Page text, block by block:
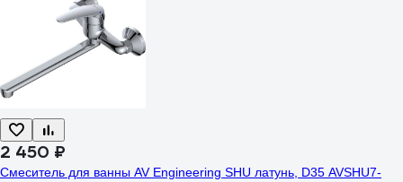
2 450 ₽
Смеситель для ванны AV Engineering SHU латунь, D35 AVSHU7-